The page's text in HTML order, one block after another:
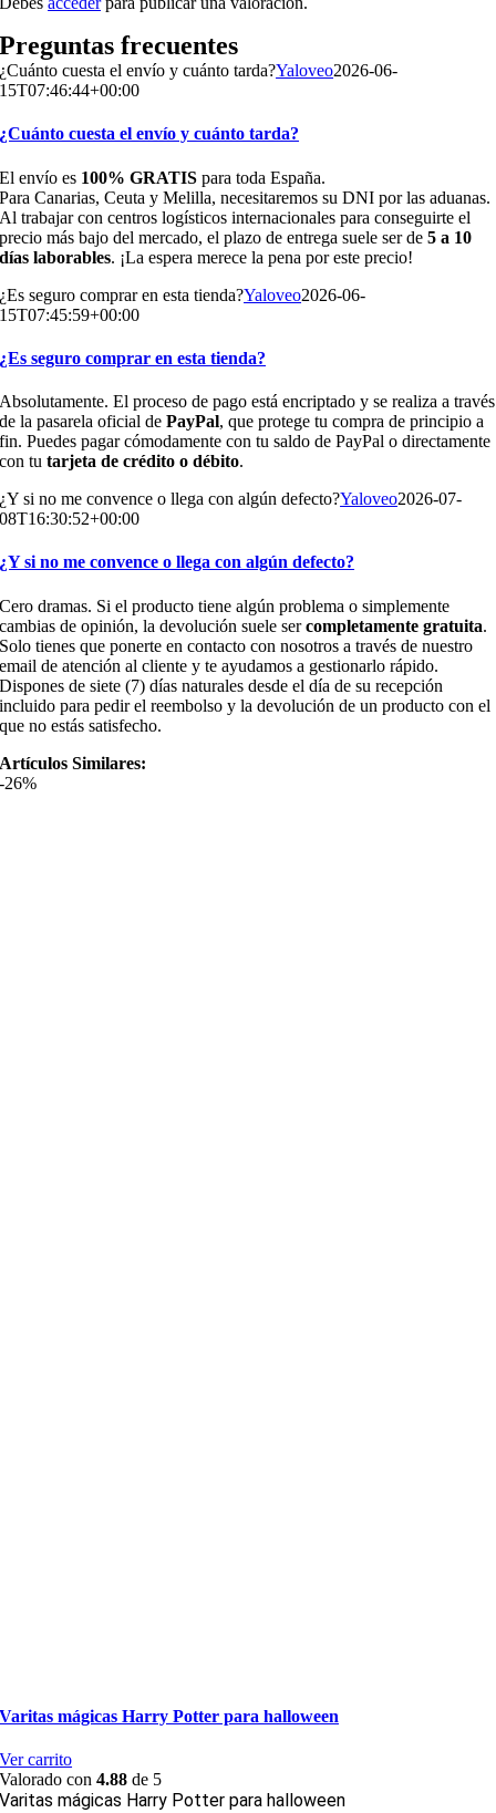
Preguntas frecuentes
¿Cuánto cuesta el envío y cuánto tarda?Yaloveo2026-06-
15T07:46:44+00:00
¿Cuánto cuesta el envío y cuánto tarda?
El envío es 100% GRATIS para toda España.
Para Canarias, Ceuta y Melilla, necesitaremos su DNI por las aduanas.
Al trabajar con centros logísticos internacionales para conseguirte el
precio más bajo del mercado, el plazo de entrega suele ser de5 a 10
días laborables. ¡La espera merece la pena por este precio!
¿Es seguro comprar en esta tienda?Yaloveo2026-06-
15T07:45:59+00:00
¿Es seguro comprar en esta tienda?
Absolutamente. El proceso de pago está encriptado y se realiza a través
de la pasarela oficial dePayPal, que protege tu compra de principio a
fin. Puedes pagar cómodamente con tu saldo de PayPal o directamente
con tutarjeta de crédito o débito.
¿Y si no me convence o llega con algún defecto?Yaloveo2026-07-
08T16:30:52+00:00
¿Y si no me convence o llega con algún defecto?
Cero dramas. Si el producto tiene algún problema o simplemente
cambias de opinión, la devolución suele sercompletamente gratuita.
Solo tienes que ponerte en contacto con nosotros a través de nuestro
email de atención al cliente y te ayudamos a gestionarlo rápido.
Dispones de siete (7) días naturales desde el día de su recepción
incluido para pedir el reembolso y la devolución de un producto con el
que no estás satisfecho.
Artículos Similares:
-26%
Varitas mágicas Harry Potter para halloween
Ver carrito
Valorado con4.88 de 5
Varitas mágicas Harry Potter para halloween